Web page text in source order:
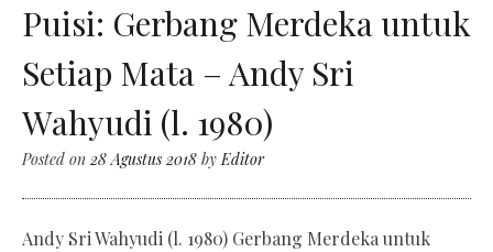
Puisi: Gerbang Merdeka untuk
Setiap Mata – Andy Sri
Wahyudi (l. 1980)
Posted on 28 Agustus 2018 byEditor
Andy Sri Wahyudi (l. 1980) Gerbang Merdeka untuk